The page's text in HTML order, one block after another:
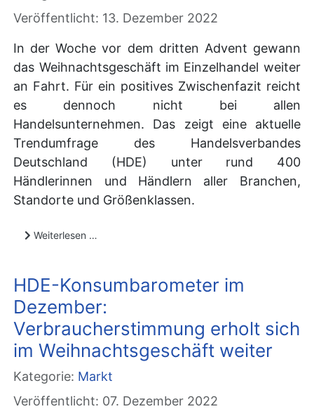
Veröffentlicht: 13. Dezember 2022
In der Woche vor dem dritten Advent gewann
das Weihnachtsgeschäft im Einzelhandel weiter
an Fahrt. Für ein positives Zwischenfazit reicht
es dennoch nicht bei allen
Handelsunternehmen. Das zeigt eine aktuelle
Trendumfrage des Handelsverbandes
Deutschland (HDE) unter rund 400
Händlerinnen und Händlern aller Branchen,
Standorte und Größenklassen.
Weiterlesen …
HDE-Konsumbarometer im
Dezember:
Verbraucherstimmung erholt sich
im Weihnachtsgeschäft weiter
Kategorie: Markt
Veröffentlicht: 07. Dezember 2022